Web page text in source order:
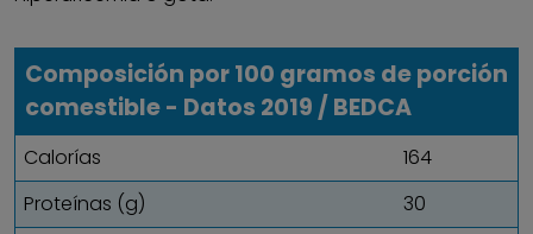
Composición por 100 gramos de porción
comestible - Datos 2019 / BEDCA
Calorías
164
Proteínas (g)
30